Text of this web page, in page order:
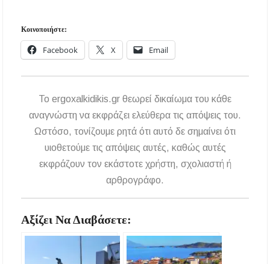
Κοινοποιήστε:
Facebook X Email
To ergoxalkidikis.gr θεωρεί δικαίωμα του κάθε
αναγνώστη να εκφράζει ελεύθερα τις απόψεις του.
Ωστόσο, τονίζουμε ρητά ότι αυτό δε σημαίνει ότι
υιοθετούμε τις απόψεις αυτές, καθώς αυτές
εκφράζουν τον εκάστοτε χρήστη, σχολιαστή ή
αρθρογράφο.
Αξίζει Να Διαβάσετε: